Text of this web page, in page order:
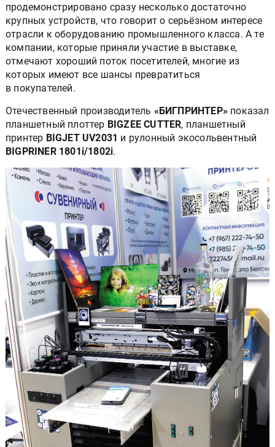
продемонстрировано сразу несколько достаточно
крупных устройств, что говорит о серьёзном интересе
отрасли к оборудованию промышленного класса. А те
компании, которые приняли участие в выставке,
отмечают хороший поток посетителей, многие из
которых имеют все шансы превратиться
в покупателей.
Отечественный производитель «БИГПРИНТЕР» показал
планшетный плоттер BIGZEE CUTTER, планшетный
принтер BIGJET UV2031 и рулонный экосольвентный
BIGPRINER 1801i/1802i.